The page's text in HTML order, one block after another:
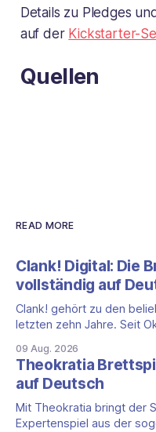
Details zu Pledges
auf der Kickstarter-
Quellen
READ MORE
Clank! Digital: Die
vollständig auf
Clank! gehört zu den
letzten zehn Jahre. Seit
für die DACH-Region:
lokalisiert,
Untertitel inklusive. Was steckt hinter Clank!? Clank!: A
Deck-
09 Aug. 2026
Theokratia
auf Deutsch
Mit Theokratia bringt der
Expertenspiel aus der